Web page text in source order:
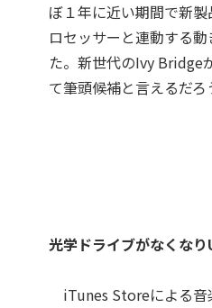
ぼ１年に近い期間で新
ロセッサーと連動する
た。新世代のIvy Bridge
て筆頭候補と言えるだろ
光学ドライブがなくな
iTunes Storeによる音